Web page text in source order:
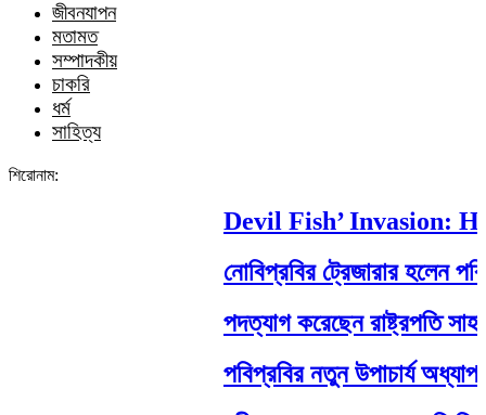
জীবনযাপন
মতামত
সম্পাদকীয়
চাকরি
ধর্ম
সাহিত্য
শিরোনাম:
Devil Fish’ Invasion:
নোবিপ্রবির ট্রেজারার হলেন
পদত্যাগ করেছেন রাষ্ট্রপতি
পবিপ্রবির নতুন উপাচার্য অধ্যাপক